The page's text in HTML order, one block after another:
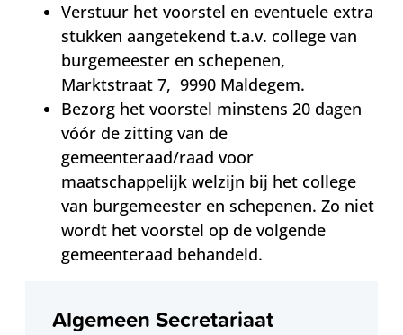
Verstuur het voorstel en eventuele extra
stukken aangetekend t.a.v. college van
burgemeester en schepenen,
Marktstraat 7, 9990 Maldegem.
Bezorg het voorstel minstens 20 dagen
vóór de zitting van de
gemeenteraad/raad voor
maatschappelijk welzijn bij het college
van burgemeester en schepenen. Zo niet
wordt het voorstel op de volgende
gemeenteraad behandeld.
Algemeen Secretariaat